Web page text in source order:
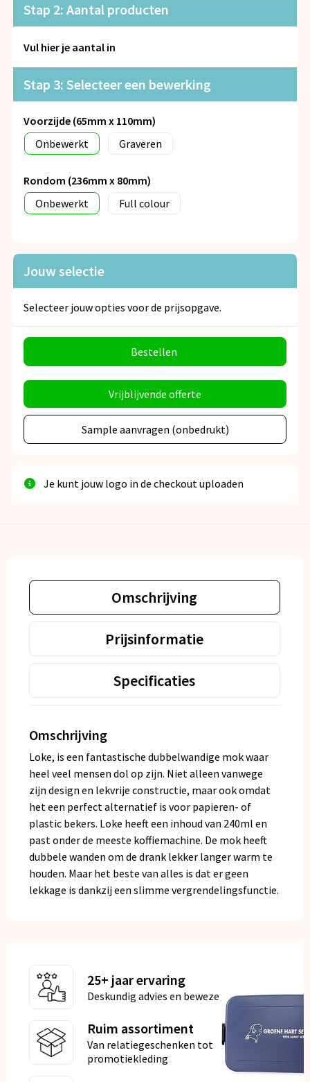
Stap 2: Aantal producten
Vul hier je aantal in
Stap 3: Selecteer een bewerking
Voorzijde (65mm x 110mm)
Onbewerkt
Graveren
Rondom (236mm x 80mm)
Onbewerkt
Full colour
Jouw selectie
Selecteer jouw opties voor de prijsopgave.
Bestellen
Vrijblijvende offerte
Sample aanvragen (onbedrukt)
Je kunt jouw logo in de checkout uploaden
Omschrijving
Prijsinformatie
Specificaties
Omschrijving
Loke, is een fantastische dubbelwandige mok waar
heel veel mensen dol op zijn. Niet alleen vanwege
zijn design en lekvrije constructie, maar ook omdat
het een perfect alternatief is voor papieren- of
plastic bekers. Loke heeft een inhoud van 240ml en
past onder de meeste koffiemachine. De mok heeft
dubbele wanden om de drank lekker langer warm te
houden. Maar het beste van alles is dat er geen
lekkage is dankzij een slimme vergrendelingsfunctie.
25+ jaar ervaring
Deskundig advies en bewezen kwaliteit
Ruim assortiment
Van relatiegeschenken tot
promotiekleding